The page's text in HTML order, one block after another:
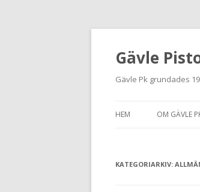
Gävle
Gävle Pk grundades
HEM OM GÄVLE
NYBÖRJARE
KATEGORIARKIV: